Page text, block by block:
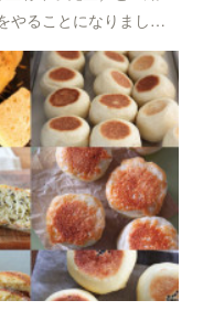
やることになりまし…